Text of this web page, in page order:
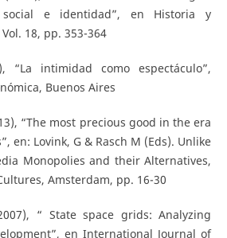
e identidad”, en Historia y
18, pp. 353-364
“La intimidad como espectáculo”,
Buenos Aires
“The most precious good in the era
en: Lovink, G & Rasch M (Eds). Unlike
Monopolies and their Alternatives,
Amsterdam, pp. 16-30
“ State space grids: Analyzing
en International Journal of